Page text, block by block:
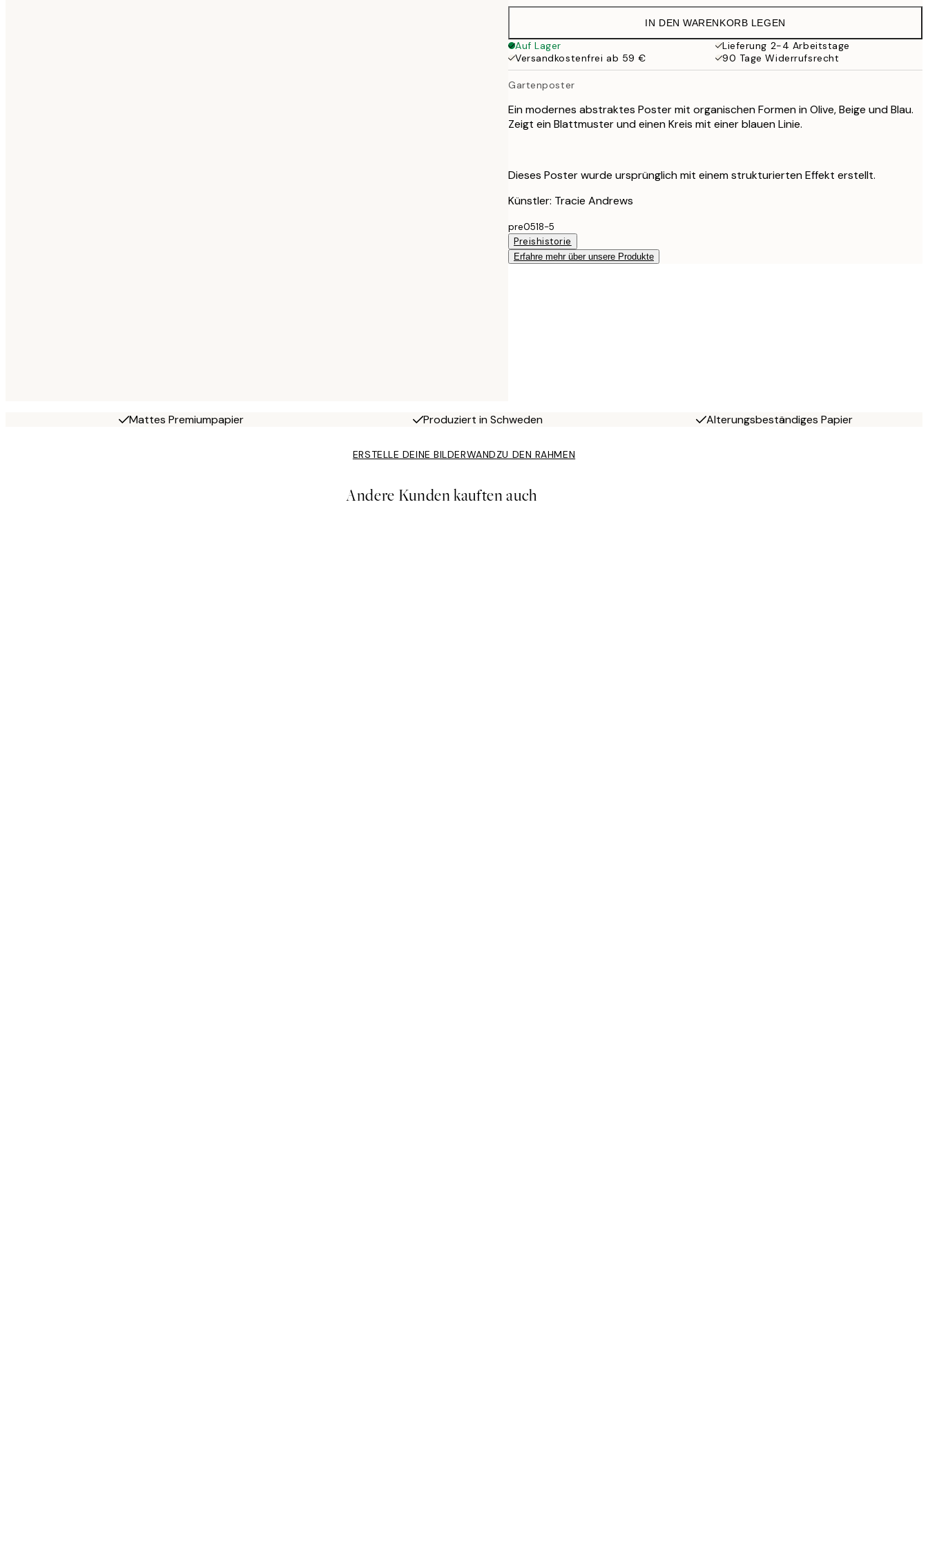
38 €
IN DEN WARENKORB LEGEN
Auf Lager
Lieferung 2-4 Arbeitstage
Versandkostenfrei ab 59 €
90 Tage Widerrufsrecht
Gartenposter
Ein modernes abstraktes Poster mit organischen Formen in Olive, Beige und Blau.
Zeigt ein Blattmuster und einen Kreis mit einer blauen Linie.
Dieses Poster wurde ursprünglich mit einem strukturierten Effekt erstellt.
Künstler: Tracie Andrews
pre0518-5
Preishistorie
Erfahre mehr über unsere Produkte
Mattes Premiumpapier Produziert in Schweden Alterungsbeständiges Papier
ERSTELLE DEINE BILDERWANDZU DEN RAHMEN
Andere Kunden kauften auch